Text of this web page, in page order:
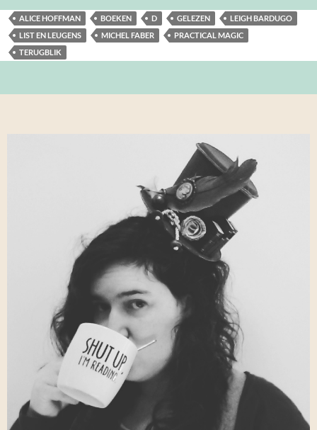
ALICE HOFFMAN BOEKEN D GELEZEN
LEIGH BARDUGO
LIST EN LEUGENS
MICHEL FABER
PRACTICAL MAGIC
TERUGBLIK